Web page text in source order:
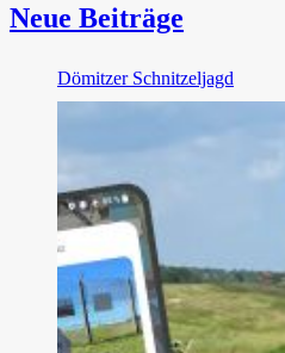
Neue Beiträge
Dömitzer Schnitzeljagd